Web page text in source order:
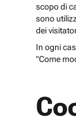
scopo di
sono
dei
In ogni
"Come